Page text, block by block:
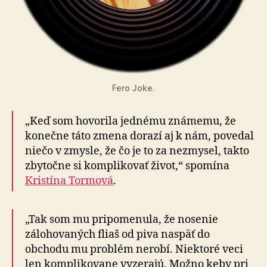
Fero Joke.
„Keď som hovorila jednému známemu, že
konečne táto zmena dorazí aj k nám, povedal
niečo v zmysle, že čo je to za nezmysel, takto
zbytočne si komplikovať život,“ spomína
Kristína Tormová.
„Tak som mu pripomenula, že nosenie
zálohovaných fliaš od piva naspäť do
obchodu mu problém nerobí. Niektoré veci